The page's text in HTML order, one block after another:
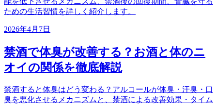
ための生活習慣を詳しく紹介します。
2026年4月7日
禁酒で体臭が改善する？お酒と体のニ
オイの関係を徹底解説
禁酒すると体臭はどう変わる？アルコールが体臭・汗臭・口
臭を悪化させるメカニズムと、禁酒による改善効果・タイム